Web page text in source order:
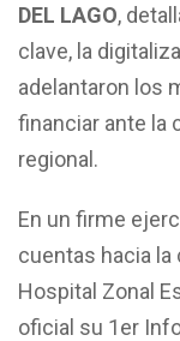
DEL LAGO,
clave, la
adelantaron los
financiar ante la
regional.
En un firme
cuentas hacia la
Hospital Zonal
oficial su 1er